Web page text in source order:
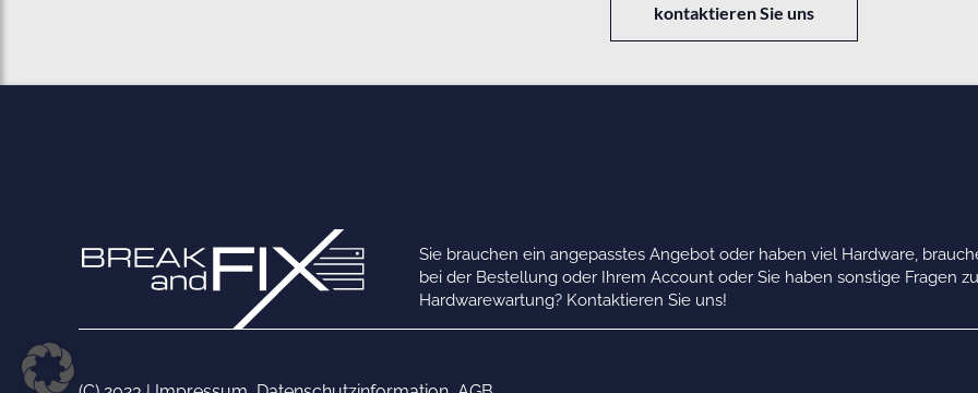
kontaktieren Sie uns
Sie brauchen ein angepasstes Angebot oder haben viel Hardware,
bei der Bestellung oder Ihrem Account oder Sie haben sonstige Fragen zu
Hardwarewartung? Kontaktieren Sie uns!